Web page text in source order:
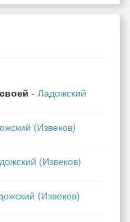
очи...
- Ладожский
(Извеков)
(Извеков)
(Извеков)